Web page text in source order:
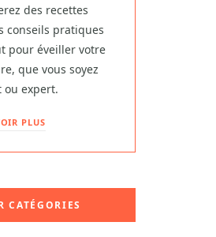
des recettes
conseils pratiques
pour éveiller votre
que vous soyez
expert.
PLUS
CATÉGORIES